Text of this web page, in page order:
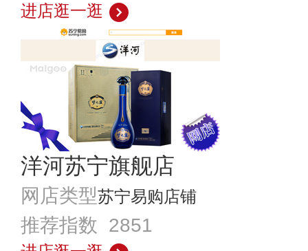
进店逛一逛
洋河苏宁旗舰店
网店类型苏宁易购店铺
推荐指数 2851